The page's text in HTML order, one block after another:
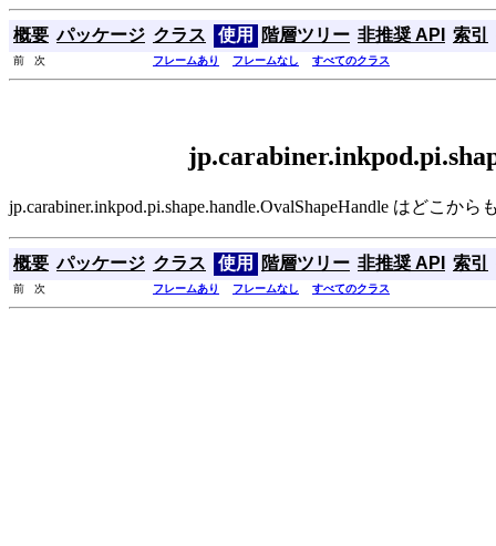
概要 パッケージ クラス 使用 階層ツリー 非推奨 API 索引
前 次 フレームあり フレームなし すべてのクラス
jp.carabiner.inkpod.pi.shape.handle.OvalShapeHandle はどこか
概要 パッケージ クラス 使用 階層ツリー 非推奨 API 索引
前 次 フレームあり フレームなし すべてのクラス